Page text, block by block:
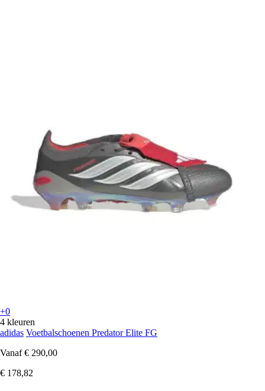
+0
4 kleuren
adidas Voetbalschoenen Predator Elite FG
Vanaf € 290,00
€ 178,82